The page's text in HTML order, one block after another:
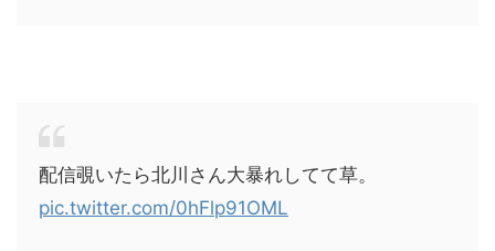
配信覗いたら北川さん大暴れしてて草。
pic.twitter.com/0hFlp91OML